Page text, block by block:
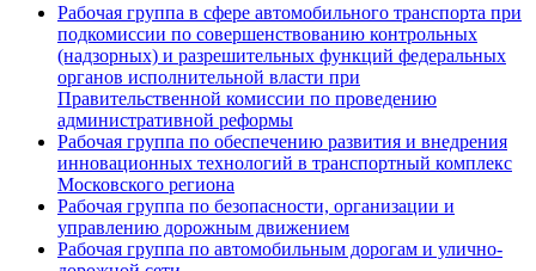
Рабочая группа в сфере автомобильного транспорта при
подкомиссии по совершенствованию контрольных
(надзорных) и разрешительных функций федеральных
органов исполнительной власти при
Правительственной комиссии по проведению
административной реформы
Рабочая группа по обеспечению развития и внедрения
инновационных технологий в транспортный комплекс
Московского региона
Рабочая группа по безопасности, организации и
управлению дорожным движением
Рабочая группа по автомобильным дорогам и улично-